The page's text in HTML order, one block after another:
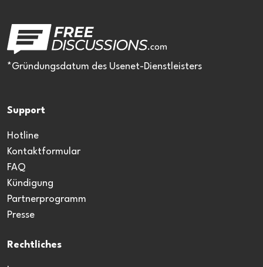
*Gründungsdatum des Usenet-Dienstleisters
Support
Hotline
Kontaktformular
FAQ
Kündigung
Partnerprogramm
Presse
Rechtliches